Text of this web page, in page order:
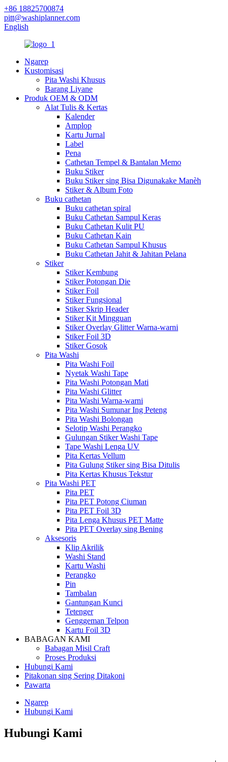
+86 18825700874
pitt@washiplanner.com
English
Ngarep
Kustomisasi
Pita Washi Khusus
Barang Liyane
Produk OEM & ODM
Alat Tulis & Kertas
Kalender
Amplop
Kartu Jurnal
Label
Pena
Cathetan Tempel & Bantalan Memo
Buku Stiker
Buku Stiker sing Bisa Digunakake Manèh
Stiker & Album Foto
Buku cathetan
Buku cathetan spiral
Buku Cathetan Sampul Keras
Buku Cathetan Kulit PU
Buku Cathetan Kain
Buku Cathetan Sampul Khusus
Buku Cathetan Jahit & Jahitan Pelana
Stiker
Stiker Kembung
Stiker Potongan Die
Stiker Foil
Stiker Fungsional
Stiker Skrip Header
Stiker Kit Mingguan
Stiker Overlay Glitter Warna-warni
Stiker Foil 3D
Stiker Gosok
Pita Washi
Pita Washi Foil
Nyetak Washi Tape
Pita Washi Potongan Mati
Pita Washi Glitter
Pita Washi Warna-warni
Pita Washi Sumunar Ing Peteng
Pita Washi Bolongan
Selotip Washi Perangko
Gulungan Stiker Washi Tape
Tape Washi Lenga UV
Pita Kertas Vellum
Pita Gulung Stiker sing Bisa Ditulis
Pita Kertas Khusus Tekstur
Pita Washi PET
Pita PET
Pita PET Potong Ciuman
Pita PET Foil 3D
Pita Lenga Khusus PET Matte
Pita PET Overlay sing Bening
Aksesoris
Klip Akrilik
Washi Stand
Kartu Washi
Perangko
Pin
Tambalan
Gantungan Kunci
Tetenger
Genggeman Telpon
Kartu Foil 3D
BABAGAN KAMI
Babagan Misil Craft
Proses Produksi
Hubungi Kami
Pitakonan sing Sering Ditakoni
Pawarta
Ngarep
Hubungi Kami
Hubungi Kami